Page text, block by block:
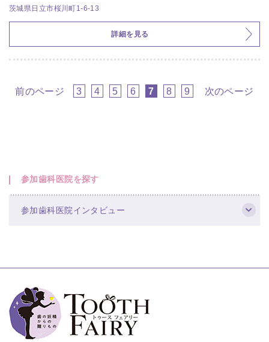
茨城県日立市桜川町1-6-13
詳細を見る
前のページ 3 4 5 6 7 8 9 次のページ
参加歯科医院を探す
参加歯科医院インタビュー